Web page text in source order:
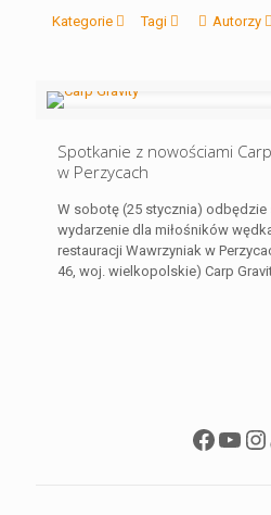
Kategorie Tagi Autorzy
Spotkanie z nowościami
w Perzycach
W sobotę (25 stycznia) odbędzie
wydarzenie dla miłośników
restauracji Wawrzyniak w
46, woj. wielkopolskie) Carp